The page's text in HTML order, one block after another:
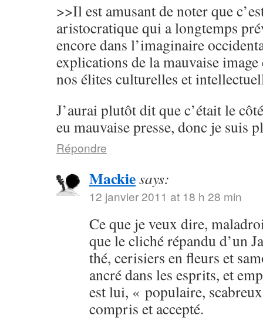
>>Il est amusant de noter que
aristocratique qui a longtemps
encore dans l’imaginaire
explications de la mauvaise image
nos élites culturelles et
J’aurai plutôt dit que c’était le
eu mauvaise presse, donc je suis
Répondre
Mackiesays:
12 janvier 2011 at 18 h 28 min
Ce que je veux dire,
que le cliché répandu d’un
thé, cerisiers en fleurs et
ancré dans les esprits, et
est lui, « populaire,
compris et accepté.